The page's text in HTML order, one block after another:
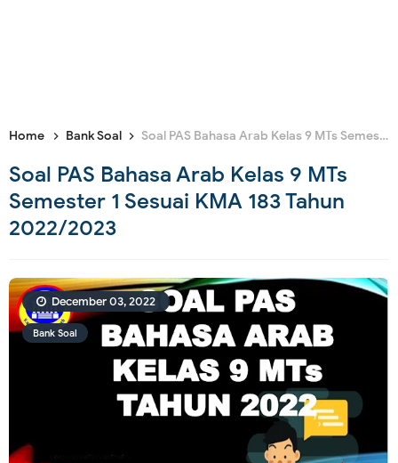
Home Bank Soal Soal PAS Bahasa Arab Kelas 9 MTs Semester 1 Sesuai KMA 183 Tahun 2022/2023
Soal PAS Bahasa Arab Kelas 9 MTs
Semester 1 Sesuai KMA 183 Tahun
2022/2023
Bank Soal
December 03, 2022